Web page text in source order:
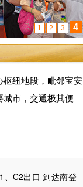
1 2 3 4
枢纽地段，毗邻宝安
城市，交通极其便
、C2出口 到达南登